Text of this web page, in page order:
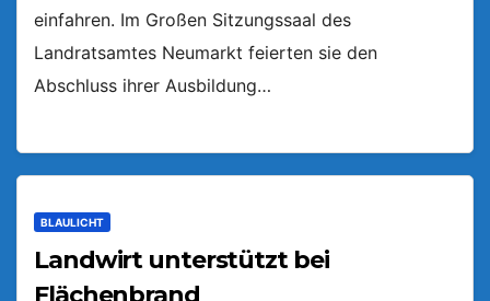
einfahren. Im Großen Sitzungssaal des
Landratsamtes Neumarkt feierten sie den
Abschluss ihrer Ausbildung…
BLAULICHT
Landwirt unterstützt bei
Flächenbrand